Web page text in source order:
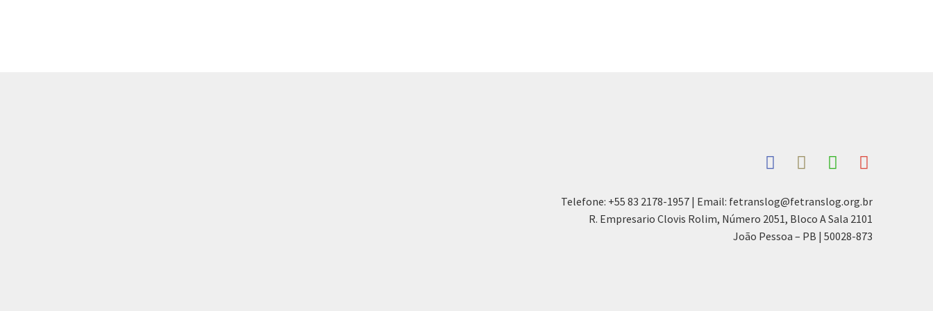
Telefone: +55 83 2178-1957 | Email: fetranslog@fetranslog.org.br
R. Empresario Clovis Rolim, Número 2051, Bloco A Sala 2101
João Pessoa – PB | 50028-873